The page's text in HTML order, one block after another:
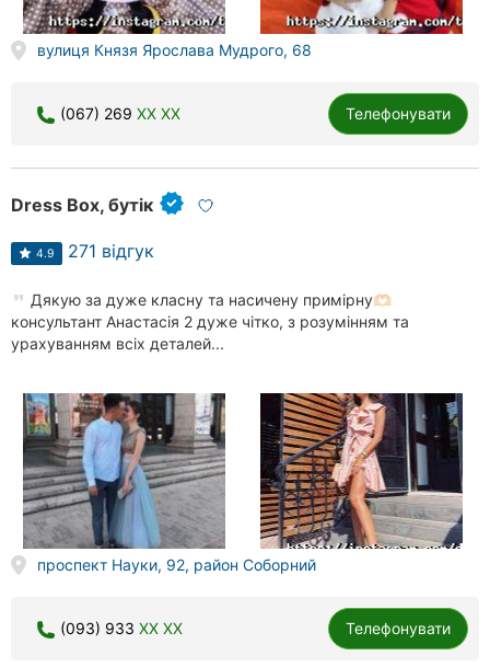
вулиця Князя Ярослава Мудрого, 68
(067) 269 XX XX Телефонувати
Dress Box, бутік
4.9 271 відгук
Дякую за дуже класну та насичену примірну🫶🏻
консультант Анастасія 2 дуже чітко, з розумінням та
урахуванням всіх деталей...
проспект Науки, 92, район Соборний
(093) 933 XX XX Телефонувати